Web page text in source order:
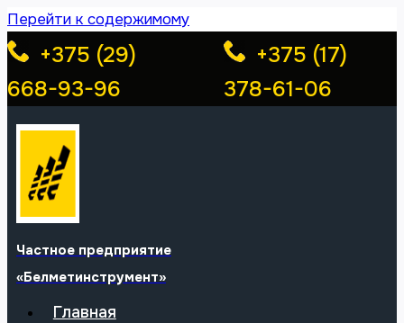
Перейти к содержимому
+375 (29)
668-93-96
+375 (17)
378-61-06
Частное предприятие
«Белметинструмент»
Главная